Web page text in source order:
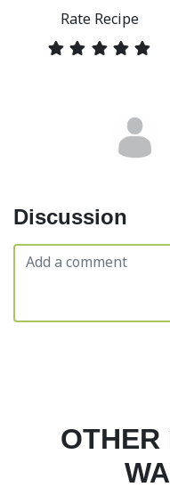
Rate Recipe
Discussion
OTHER